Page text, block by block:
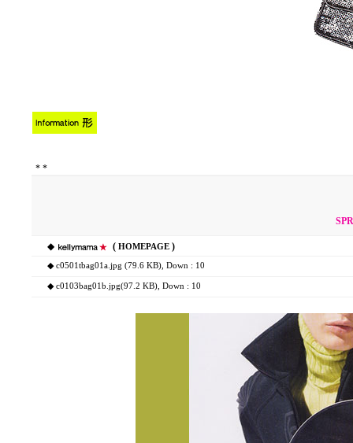
* *
◆ ( HOMEPAGE )
◆ c0501tbag01a.jpg (79.6 KB) , Down : 10
◆ c0103bag01b.jpg(97.2 KB) , Down : 10